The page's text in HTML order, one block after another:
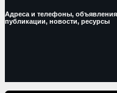
Адреса и телефоны,
публикации, новости, ресурсы